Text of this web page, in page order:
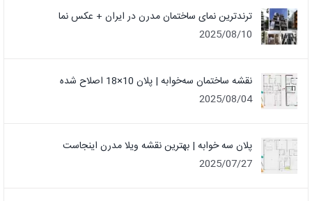
ترندترین نمای ساختمان مدرن در ایران + عکس نما
2025/08/10
نقشه ساختمان سه‌خوابه | پلان 10×18 اصلاح شده
2025/08/04
پلان سه خوابه | بهترین نقشه ویلا مدرن اینجاست
2025/07/27